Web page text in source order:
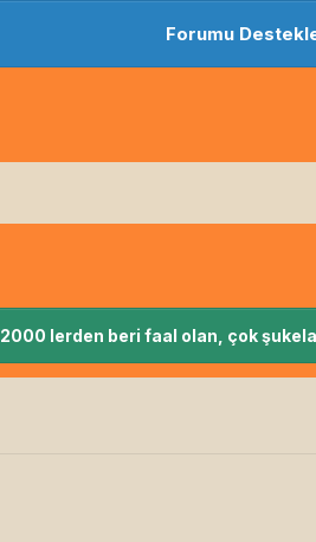
Forumu
2000 lerden beri faal olan, çok